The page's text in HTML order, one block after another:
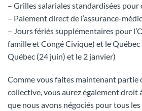
– Grilles salariales standardisées pour
– Paiement direct de l’assurance-
– Jours fériés supplémentaires pour
famille et Congé Civique) et le
Québec (24 juin) et le 2 janvier)
Comme vous faites maintenant partie
collective, vous aurez également droit
que nous avons négociés pour tous